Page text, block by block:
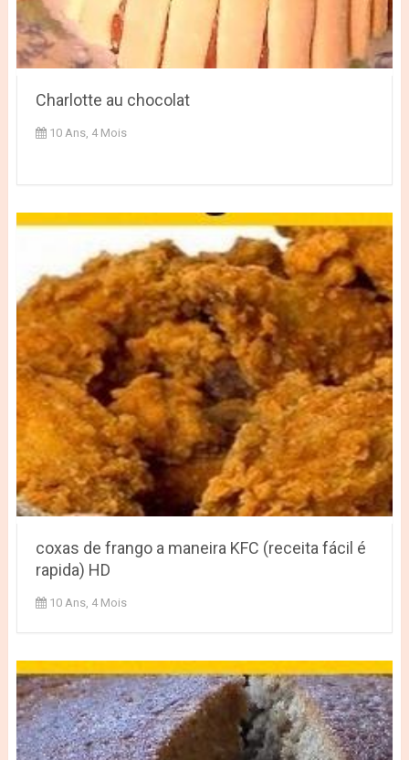
Charlotte au chocolat
10 Ans, 4 Mois
coxas de frango a maneira KFC (receita fácil é
rapida) HD
10 Ans, 4 Mois